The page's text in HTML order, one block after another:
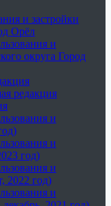
и застройки
Орёл
и
округа Город
редакция
и
и
год)
и
2022 год)
и